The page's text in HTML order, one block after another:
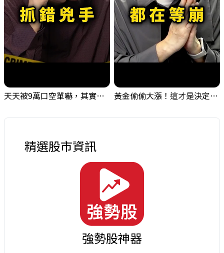
天天被9萬口空單嚇，其實你盯錯地方了｜Mr.Jimmy高志銘 #台股 #外資期貨 #融資 黃金偷偷大漲！這才是決定台股生死的「真風向球」！｜Mr.Jimmy高志銘 #黃金 #美元指數 #聯準會
精選股市資訊
強勢股神器